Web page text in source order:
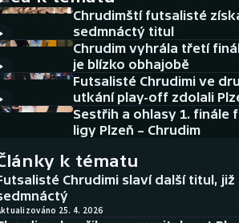
Historické návraty
Aplikace ČT sport
AZ kvíz
Chrudimští futsalisté
sedmnáctý titul
Chrudim vyhrála třetí
je blízko obhajobě
Futsalisté Chrudimi ve
utkání play-off zdolali
Sestřih a ohlasy 1. finále
ligy Plzeň – Chrudim
k tématu
Chrudimi slaví další titul, již
25. 4. 2026